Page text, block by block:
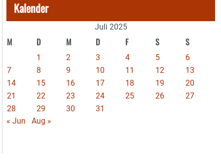
Kalender
Juli 2025
M D M D F S S
1 2 3 4 5
6
7
8 9 10 11 12
13
14
15 16 17 18 19
20
21
22 23 24 25 26
27
28
29 30
31
« Jun
Aug »